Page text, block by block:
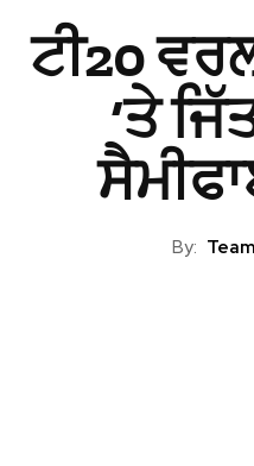
ਟੀ20
‘ਤੇ
By: